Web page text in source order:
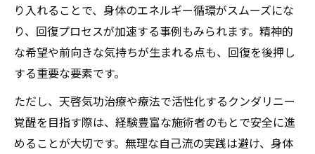
り入れることで、身体のエネルギー循環がスムーズにな
り、回復プロセスが加速する事例もみられます。精神的
な希望や前向きな気持ちが生まれる点も、回復を後押し
する重要な要素です。
ただし、天啓気功治療や療法で活性化するクンダリニー
覚醒を目指す際は、経験豊富な施術者のもとで安全に進
めることが大切です。無理な自己流の実践は避け、身体